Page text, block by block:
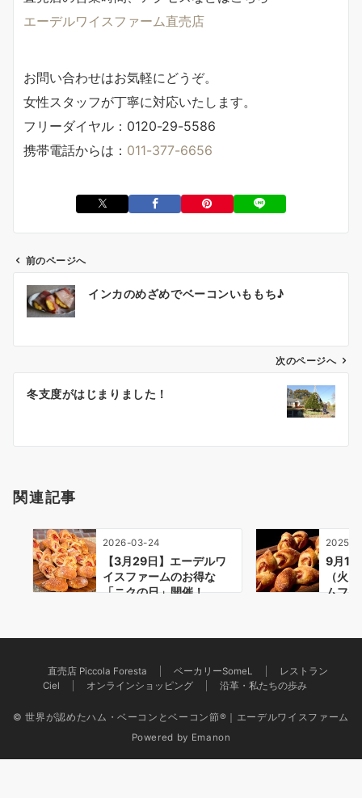
エーデルワイスファーム直売店
お問い合わせはお気軽にどうぞ。
女性スタッフが丁寧に対応いたします。
フリーダイヤル：0120-29-5586
携帯電話からは： 011-377-6656
ン
前のページへ
インカのめざめでベーコンいももち♪
次のページへ
冬支度がはじまりました！
関連記事
2026-03-24
【3月29日】エーデルワ
イスファームのお得な
「ニクの日」開催！
2025-
9月12
（火
ムフ
直売店 Piccola Foresta ベーカリーSomeL
レストラン
Ciel
オンラインショッピング 沿革・私たちの歩み
© 世界が認めたハム・ベーコンとベーコン節®｜エーデルワイスファーム
Powered by Emanon